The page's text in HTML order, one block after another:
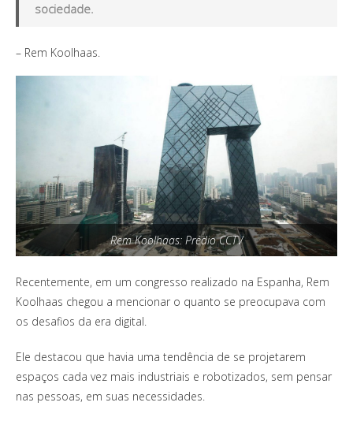
sociedade.
– Rem Koolhaas.
Rem Koolhaas: Prédio CCTV
Recentemente, em um congresso realizado na Espanha, Rem
Koolhaas chegou a mencionar o quanto se preocupava com
os desafios da era digital.
Ele destacou que havia uma tendência de se projetarem
espaços cada vez mais industriais e robotizados, sem pensar
nas pessoas, em suas necessidades.